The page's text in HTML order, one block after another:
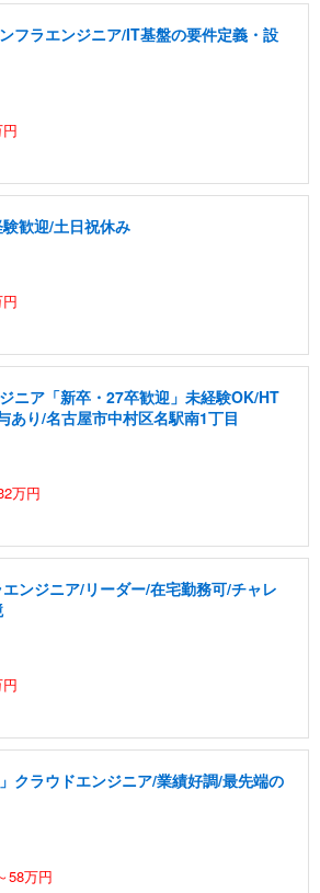
フラエンジニア/IT基盤の要件定義・設
歓迎/土日祝休み
ニア「新卒・27卒歓迎」未経験OK/HT
あり/名古屋市中村区名駅南1丁目
万円
ンジニア/リーダー/在宅勤務可/チャレ
クラウドエンジニア/業績好調/最先端の
58万円